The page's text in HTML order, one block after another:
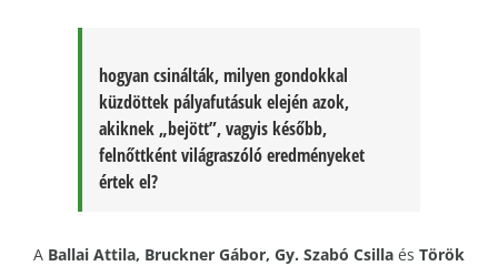
hogyan csinálták, milyen gondokkal
küzdöttek pályafutásuk elején azok,
akiknek „bejött”, vagyis később,
felnőttként világraszóló eredményeket
értek el?
A Ballai Attila, Bruckner Gábor, Gy. Szabó Csilla és Török